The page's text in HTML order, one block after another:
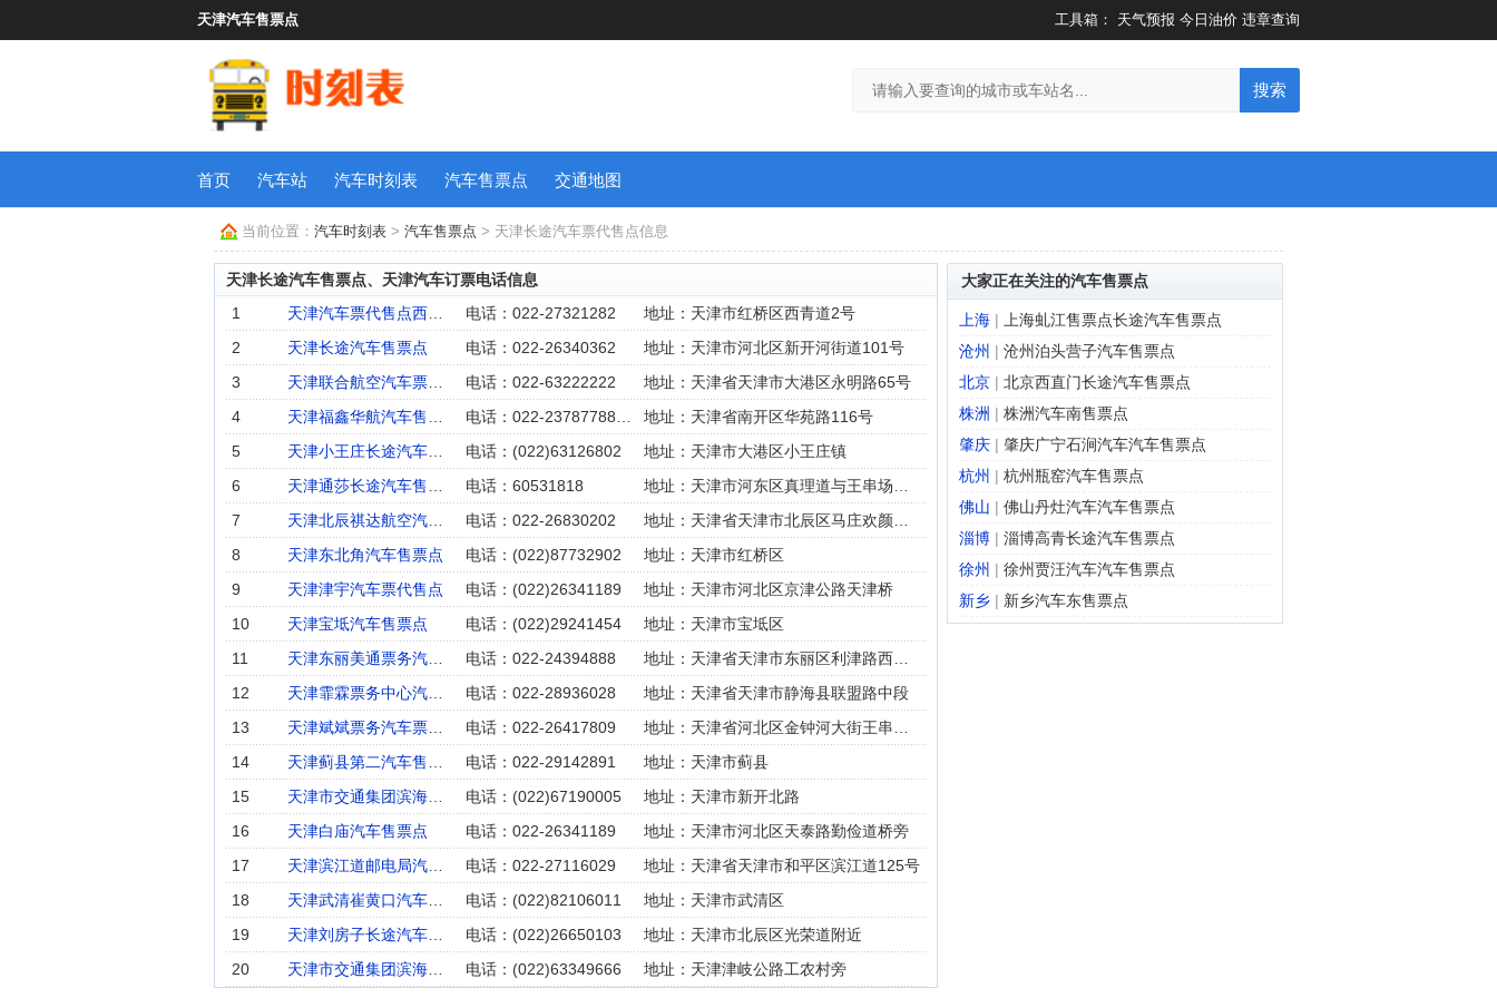
天津汽车售票点 工具箱： 天气预报 今日油价 违章查询
搜索
首页 汽车站 汽车时刻表 汽车售票点 交通地图
当前位置： 汽车时刻表 > 汽车售票点 > 天津长途汽车票代售点信息
天津长途汽车售票点、天津汽车订票电话信息
1
电话：022-27321282
地址：天津市红桥区西青道2号‎
2
天津长途汽车售票点 电话：022-26340362
地址：天津市河北区新开河街道101号
3
电话：022-63222222
地址：天津省天津市大港区永明路65号
4
地址：天津省南开区华苑路116号
5
电话：(022)63126802
地址：天津市大港区小王庄镇
6
电话：60531818
7
电话：022-26830202
8
天津东北角汽车售票点 电话：(022)87732902
地址：天津市红桥区
9
天津津宇汽车票代售点 电话：(022)26341189
地址：天津市河北区京津公路天津桥
10
天津宝坻汽车售票点 电话：(022)29241454
地址：天津市宝坻区
11
电话：022-24394888
12
电话：022-28936028
地址：天津省天津市静海县联盟路中段
13
电话：022-26417809
14
电话：022-29142891
地址：天津市蓟县
15
电话：(022)67190005
地址：天津市新开北路
16
天津白庙汽车售票点 电话：022-26341189
地址：天津市河北区天泰路勤俭道桥旁
17
电话：022-27116029
地址：天津省天津市和平区滨江道125号
18
电话：(022)82106011
地址：天津市武清区
19
电话：(022)26650103
地址：天津市北辰区光荣道附近
20
电话：(022)63349666 地址：天津津岐公路工农村旁
大家正在关注的汽车售票点
上海 |
上海虬江售票点长途汽车售票点
沧州 | 沧州泊头营子汽车售票点
北京 | 北京西直门长途汽车售票点
株洲 | 株洲汽车南售票点
肇庆 | 肇庆广宁石涧汽车汽车售票点
杭州 | 杭州瓶窑汽车售票点
佛山 | 佛山丹灶汽车汽车售票点
淄博 | 淄博高青长途汽车售票点
徐州 | 徐州贾汪汽车汽车售票点
新乡 | 新乡汽车东售票点